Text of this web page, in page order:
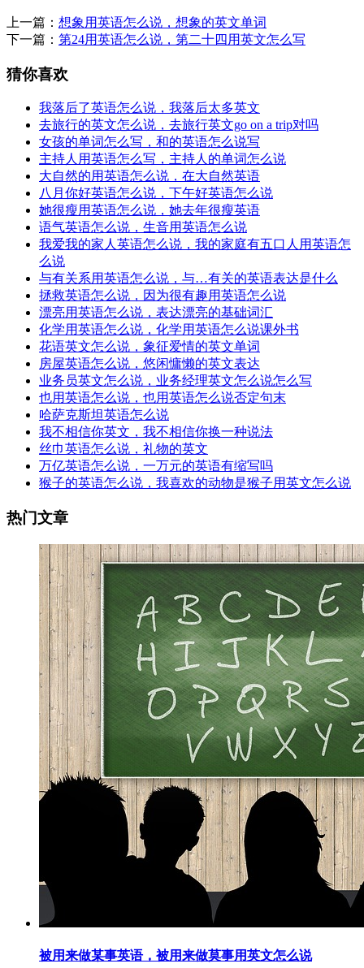
上一篇： 想象用英语怎么说，想象的英文单词
下一篇： 第24用英语怎么说，第二十四用英文怎么写
猜你喜欢
我落后了英语怎么说，我落后太多英文
去旅行的英文怎么说，去旅行英文go on a trip对吗
女孩的单词怎么写，和的英语怎么说写
主持人用英语怎么写，主持人的单词怎么说
大自然的用英语怎么说，在大自然英语
八月你好英语怎么说，下午好英语怎么说
她很瘦用英语怎么说，她去年很瘦英语
语气英语怎么说，生音用英语怎么说
我爱我的家人英语怎么说，我的家庭有五口人用英语怎
么说
与有关系用英语怎么说，与…有关的英语表达是什么
拯救英语怎么说，因为很有趣用英语怎么说
漂亮用英语怎么说，表达漂亮的基础词汇
化学用英语怎么说，化学用英语怎么说课外书
花语英文怎么说，象征爱情的英文单词
房屋英语怎么说，悠闲慵懒的英文表达
业务员英文怎么说，业务经理英文怎么说怎么写
也用英语怎么说，也用英语怎么说否定句末
哈萨克斯坦英语怎么说
我不相信你英文，我不相信你换一种说法
丝巾英语怎么说，礼物的英文
万亿英语怎么说，一万元的英语有缩写吗
猴子的英语怎么说，我喜欢的动物是猴子用英文怎么说
热门文章
被用来做某事英语，被用来做莫事用英文怎么说